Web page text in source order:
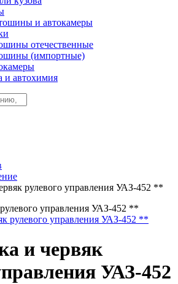
и автокамеры
отечественные
(импортные)
и автохимия
рулевого управления УАЗ-452 **
управления УАЗ-452 **
и червяк
УАЗ-452